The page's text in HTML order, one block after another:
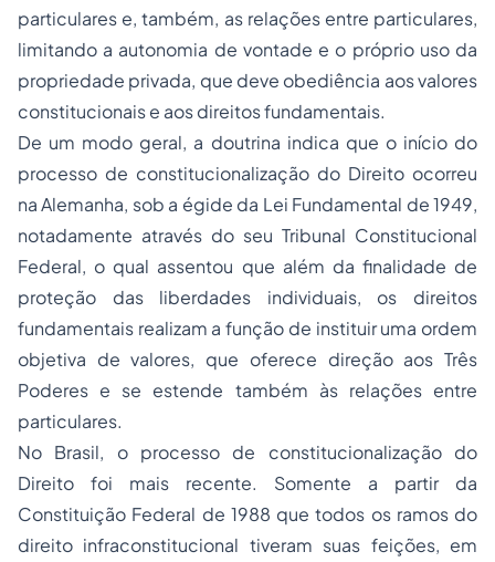
particulares e, também, as relações entre particulares,
limitando a autonomia de vontade e o próprio uso da
propriedade privada, que deve obediência aos valores
constitucionais e aos direitos fundamentais.
De um modo geral, a doutrina indica que o início do
processo de constitucionalização do Direito ocorreu
na Alemanha, sob a égide da Lei Fundamental de 1949,
notadamente através do seu Tribunal Constitucional
Federal, o qual assentou que além da finalidade de
proteção das liberdades individuais, os direitos
fundamentais realizam a função de instituir uma ordem
objetiva de valores, que oferece direção aos Três
Poderes e se estende também às relações entre
particulares.
No Brasil, o processo de constitucionalização do
Direito foi mais recente. Somente a partir da
Constituição Federal de 1988 que todos os ramos do
direito infraconstitucional tiveram suas feições, em